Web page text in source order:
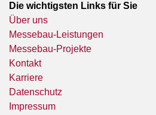
Die wichtigsten Links für Sie
Über uns
Messebau-Leistungen
Messebau-Projekte
Kontakt
Karriere
Datenschutz
Impressum